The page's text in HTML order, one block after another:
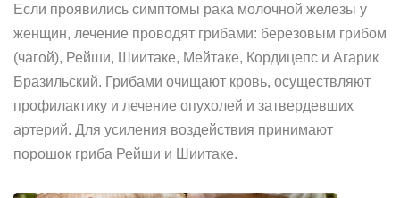
Если проявились симптомы рака молочной железы у
женщин, лечение проводят грибами: березовым грибом
(чагой), Рейши, Шиитаке, Мейтаке, Кордицепс и Агарик
Бразильский. Грибами очищают кровь, осуществляют
профилактику и лечение опухолей и затвердевших
артерий. Для усиления воздействия принимают
порошок гриба Рейши и Шиитаке.